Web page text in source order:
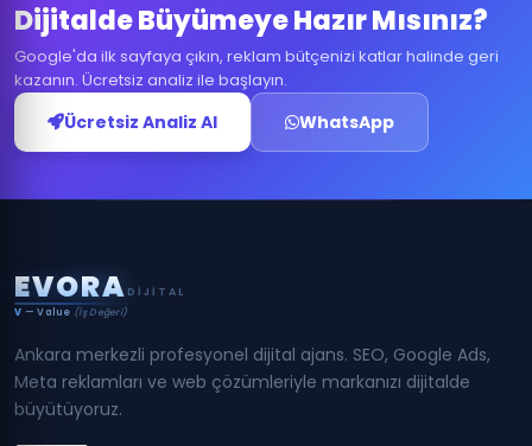
Dijitalde Büyümeye Hazır Mısınız?
Google'da ilk sayfaya çıkın, reklam bütçenizi katlar halinde geri
kazanın. Ücretsiz analiz ile başlayın.
Ücretsiz Analiz Al WhatsApp
EVORA DIJITAL
V — Value (İş Değeri)
Ankara merkezli profesyonel dijital ajans. SEO, Google Ads,
Meta reklamları ve web çözümleriyle markanızı dijitalde
büyütüyoruz.